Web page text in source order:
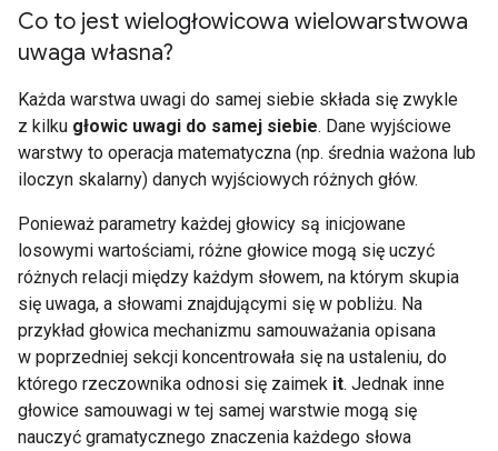
Co to jest wielogłowicowa wielowarstwowa
uwaga własna?
Każda warstwa uwagi do samej siebie składa się zwykle
z kilku głowic uwagi do samej siebie. Dane wyjściowe
warstwy to operacja matematyczna (np. średnia ważona lub
iloczyn skalarny) danych wyjściowych różnych głów.
Ponieważ parametry każdej głowicy są inicjowane
losowymi wartościami, różne głowice mogą się uczyć
różnych relacji między każdym słowem, na którym skupia
się uwaga, a słowami znajdującymi się w pobliżu. Na
przykład głowica mechanizmu samouważania opisana
w poprzedniej sekcji koncentrowała się na ustaleniu, do
którego rzeczownika odnosi się zaimek it. Jednak inne
głowice samouwagi w tej samej warstwie mogą się
nauczyć gramatycznego znaczenia każdego słowa